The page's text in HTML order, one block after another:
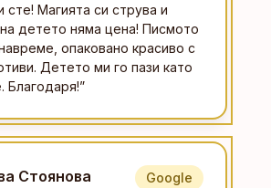
сте! Магията си струва и
детето няма цена! Писмото
опаковано красиво с
Детето ми го пази като
Благодаря!”
Стоянова Google